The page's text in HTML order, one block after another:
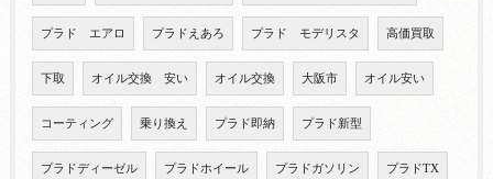
プラド エアロ プラドえあろ プラド モデリスタ 高価買取
下取 オイル交換 安い オイル交換 大阪市 オイル安い
コーティング 乗り換え プラド即納 プラド新型
プラドディーゼル プラドホイール プラドガソリン プラドTX